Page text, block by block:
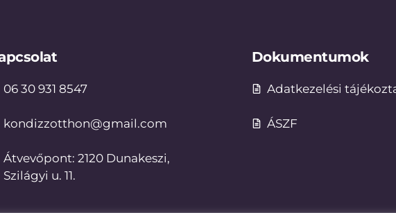
06 30 931 8547
kondizzotthon@gmail.com
Átvevőpont: 2120 Dunakeszi,
Szilágyi u. 11.
Dokumentumok
Adatkezelési
ÁSZF